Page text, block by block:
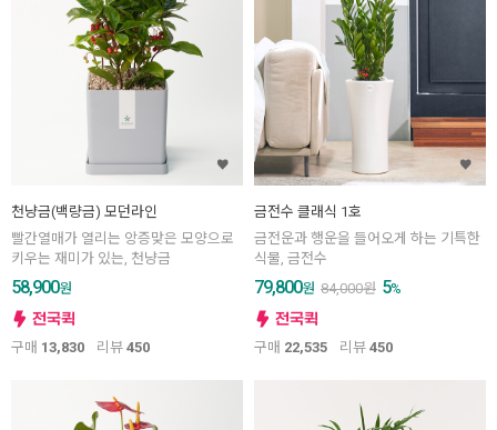
천냥금(백량금) 모던라인
빨간열매가 열리는 앙증맞은 모양으로
키우는 재미가 있는, 천냥금
58,900원
구매 13,830 리뷰 450
금전수 클래식 1호
금전운과 행운을 들어오게 하는 기특한
식물, 금전수
79,800원 84,000원 5%
구매 22,535 리뷰 450